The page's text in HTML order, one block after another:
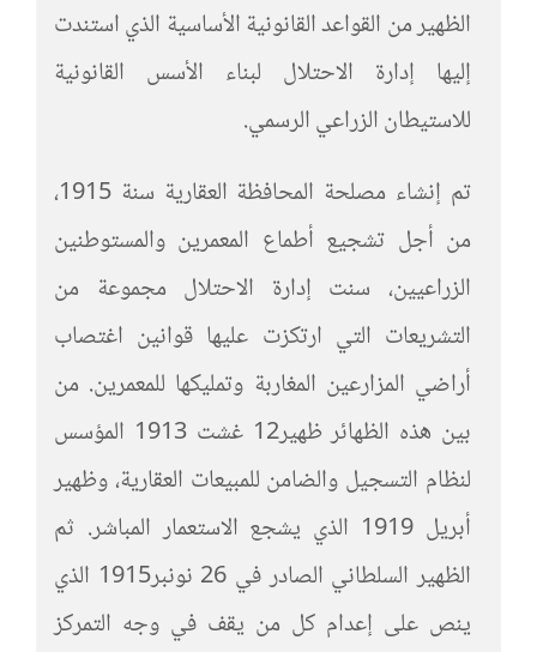
الظهير من القواعد القانونية الأساسية الذي استندت
إليها إدارة الاحتلال لبناء الأسس القانونية
للاستيطان الزراعي الرسمي.
تم إنشاء مصلحة المحافظة العقارية سنة 1915،
من أجل تشجيع أطماع المعمرين والمستوطنين
الزراعيين، سنت إدارة الاحتلال مجموعة من
التشريعات التي ارتكزت عليها قوانين اغتصاب
أراضي المزارعين المغاربة وتمليكها للمعمرين. من
بين هذه الظهائر ظهير12 غشت 1913 المؤسس
لنظام التسجيل والضامن للمبيعات العقارية، وظهير
أبريل 1919 الذي يشجع الاستعمار المباشر. ثم
الظهير السلطاني الصادر في 26 نونبر1915 الذي
ينص على إعدام كل من يقف في وجه التمركز